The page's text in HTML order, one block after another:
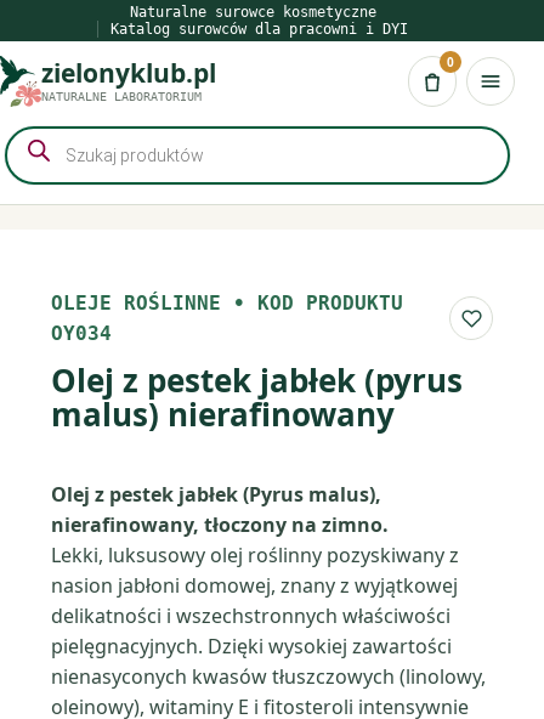
do
treści
Naturalne surowce kosmetyczne
Katalog surowców dla pracowni i DYI
zielonyklub.pl
NATURALNE LABORATORIUM Koszyk
0
Wyszukiwarka
produktów
OLEJE ROŚLINNE • KOD PRODUKTU
OY034
Do
Olej z pestek jabłek (pyrus
malus) nierafinowany
Olej z pestek jabłek (Pyrus malus),
nierafinowany, tłoczony na zimno.
Lekki, luksusowy olej roślinny pozyskiwany z
nasion jabłoni domowej, znany z wyjątkowej
delikatności i wszechstronnych właściwości
pielęgnacyjnych. Dzięki wysokiej zawartości
nienasyconych kwasów tłuszczowych (linolowy,
oleinowy), witaminy E i fitosteroli intensywnie